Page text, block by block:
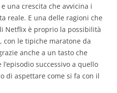
una crescita che avvicina i
reale. E una delle ragioni che
Netflix è proprio la possibilità
le tipiche maratone da
anche a un tasto che
successivo a quello
di aspettare come si fa con il